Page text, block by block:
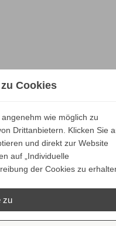
Cookies
wie möglich zu
Drittanbietern. Klicken Sie
und direkt zur Website
auf „Individuelle
der Cookies zu
zu